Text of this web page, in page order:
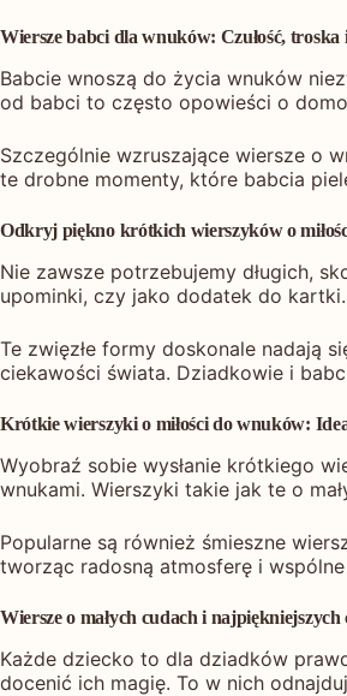
Wiersze babci dla wnuków: Czułość, troska
Babcie wnoszą do życia wnuków
od babci to często opowieści o
Szczególnie wzruszające wiersze o
te drobne momenty, które babcia
Odkryj piękno krótkich wierszyków o
Nie zawsze potrzebujemy długich,
upominki, czy jako dodatek do
Te zwięzłe formy doskonale nadają
ciekawości świata. Dziadkowie i
Krótkie wierszyki o miłości do wnuków:
Wyobraź sobie wysłanie krótkiego
wnukami. Wierszyki takie jak te o
Popularne są również śmieszne
tworząc radosną atmosferę i
Wiersze o małych cudach i
Każde dziecko to dla dziadków
docenić ich magię. To w nich